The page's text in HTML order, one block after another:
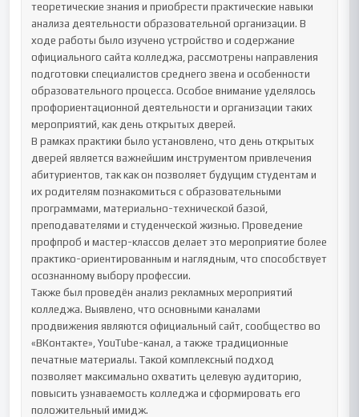
теоретические знания и приобрести практические навыки
анализа деятельности образовательной организации. В
ходе работы было изучено устройство и содержание
официального сайта колледжа, рассмотрены направления
подготовки специалистов среднего звена и особенности
образовательного процесса. Особое внимание уделялось
профориентационной деятельности и организации таких
мероприятий, как день открытых дверей.
В рамках практики было установлено, что день открытых
дверей является важнейшим инструментом привлечения
абитуриентов, так как он позволяет будущим студентам и
их родителям познакомиться с образовательными
программами, материально-технической базой,
преподавателями и студенческой жизнью. Проведение
профпроб и мастер-классов делает это мероприятие более
практико-ориентированным и наглядным, что способствует
осознанному выбору профессии.
Также был проведён анализ рекламных мероприятий
колледжа. Выявлено, что основными каналами
продвижения являются официальный сайт, сообщество во
«ВКонтакте», YouTube-канал, а также традиционные
печатные материалы. Такой комплексный подход
позволяет максимально охватить целевую аудиторию,
повысить узнаваемость колледжа и сформировать его
положительный имидж.